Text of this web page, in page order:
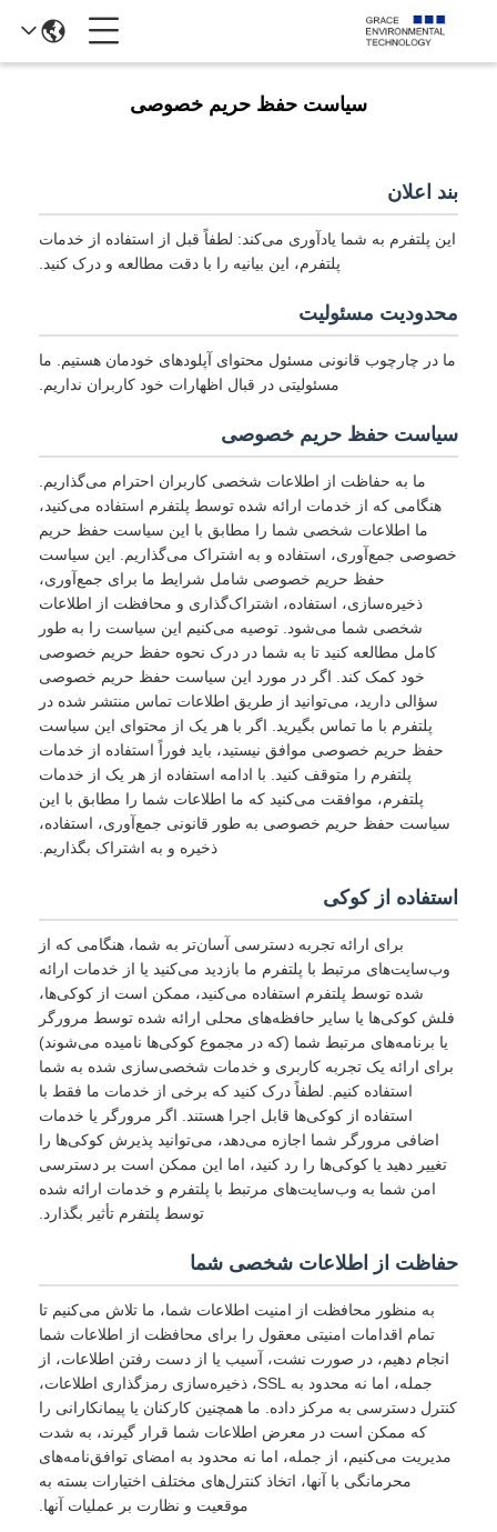
سیاست حفظ حریم خصوصی
بند اعلان
این پلتفرم به شما یادآوری می‌کند: لطفاً قبل از استفاده از خدمات
پلتفرم، این بیانیه را با دقت مطالعه و درک کنید.
محدودیت مسئولیت
ما در چارچوب قانونی مسئول محتوای آپلودهای خودمان هستیم. ما
مسئولیتی در قبال اظهارات خود کاربران نداریم.
سیاست حفظ حریم خصوصی
ما به حفاظت از اطلاعات شخصی کاربران احترام می‌گذاریم.
هنگامی که از خدمات ارائه شده توسط پلتفرم استفاده می‌کنید،
ما اطلاعات شخصی شما را مطابق با این سیاست حفظ حریم
خصوصی جمع‌آوری، استفاده و به اشتراک می‌گذاریم. این سیاست
حفظ حریم خصوصی شامل شرایط ما برای جمع‌آوری،
ذخیره‌سازی، استفاده، اشتراک‌گذاری و محافظت از اطلاعات
شخصی شما می‌شود. توصیه می‌کنیم این سیاست را به طور
کامل مطالعه کنید تا به شما در درک نحوه حفظ حریم خصوصی
خود کمک کند. اگر در مورد این سیاست حفظ حریم خصوصی
سؤالی دارید، می‌توانید از طریق اطلاعات تماس منتشر شده در
پلتفرم با ما تماس بگیرید. اگر با هر یک از محتوای این سیاست
حفظ حریم خصوصی موافق نیستید، باید فوراً استفاده از خدمات
پلتفرم را متوقف کنید. با ادامه استفاده از هر یک از خدمات
پلتفرم، موافقت می‌کنید که ما اطلاعات شما را مطابق با این
سیاست حفظ حریم خصوصی به طور قانونی جمع‌آوری، استفاده،
ذخیره و به اشتراک بگذاریم.
استفاده از کوکی
برای ارائه تجربه دسترسی آسان‌تر به شما، هنگامی که از
وب‌سایت‌های مرتبط با پلتفرم ما بازدید می‌کنید یا از خدمات ارائه
شده توسط پلتفرم استفاده می‌کنید، ممکن است از کوکی‌ها،
فلش کوکی‌ها یا سایر حافظه‌های محلی ارائه شده توسط مرورگر
یا برنامه‌های مرتبط شما (که در مجموع کوکی‌ها نامیده می‌شوند)
برای ارائه یک تجربه کاربری و خدمات شخصی‌سازی شده به شما
استفاده کنیم. لطفاً درک کنید که برخی از خدمات ما فقط با
استفاده از کوکی‌ها قابل اجرا هستند. اگر مرورگر یا خدمات
اضافی مرورگر شما اجازه می‌دهد، می‌توانید پذیرش کوکی‌ها را
تغییر دهید یا کوکی‌ها را رد کنید، اما این ممکن است بر دسترسی
امن شما به وب‌سایت‌های مرتبط با پلتفرم و خدمات ارائه شده
توسط پلتفرم تأثیر بگذارد.
حفاظت از اطلاعات شخصی شما
به منظور محافظت از امنیت اطلاعات شما، ما تلاش می‌کنیم تا
تمام اقدامات امنیتی معقول را برای محافظت از اطلاعات شما
انجام دهیم، در صورت نشت، آسیب یا از دست رفتن اطلاعات، از
جمله، اما نه محدود به SSL، ذخیره‌سازی رمزگذاری اطلاعات،
کنترل دسترسی به مرکز داده. ما همچنین کارکنان یا پیمانکارانی را
که ممکن است در معرض اطلاعات شما قرار گیرند، به شدت
مدیریت می‌کنیم، از جمله، اما نه محدود به امضای توافق‌نامه‌های
محرمانگی با آنها، اتخاذ کنترل‌های مختلف اختیارات بسته به
موقعیت و نظارت بر عملیات آنها.